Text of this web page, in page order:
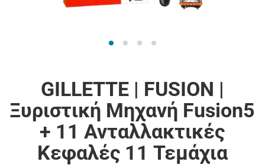
GILLETTE | FUSION |
Ξυριστική Μηχανή Fusion5
+ 11 Ανταλλακτικές
Κεφαλές 11 Τεμάχια